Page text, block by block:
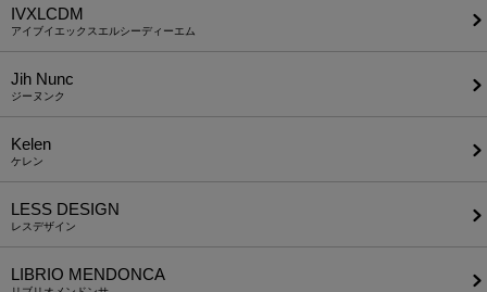
IVXLCDM
アイブイエックスエルシーディーエム
Jih Nunc
ジーヌンク
Kelen
ケレン
LESS DESIGN
レスデザイン
LIBRIO MENDONCA